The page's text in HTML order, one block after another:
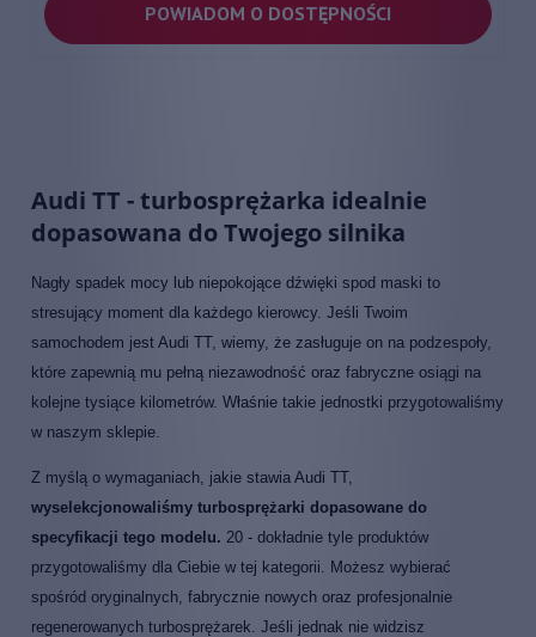
POWIADOM O DOSTĘPNOŚCI
Audi TT - turbosprężarka idealnie
dopasowana do Twojego silnika
Nagły spadek mocy lub niepokojące dźwięki spod maski to
stresujący moment dla każdego kierowcy. Jeśli Twoim
samochodem jest Audi TT, wiemy, że zasługuje on na podzespoły,
które zapewnią mu pełną niezawodność oraz fabryczne osiągi na
kolejne tysiące kilometrów. Właśnie takie jednostki przygotowaliśmy
w naszym sklepie.
Z myślą o wymaganiach, jakie stawia Audi TT,
wyselekcjonowaliśmy turbosprężarki dopasowane do
specyfikacji tego modelu. 20 - dokładnie tyle produktów
przygotowaliśmy dla Ciebie w tej kategorii. Możesz wybierać
spośród oryginalnych, fabrycznie nowych oraz profesjonalnie
regenerowanych turbosprężarek. Jeśli jednak nie widzisz